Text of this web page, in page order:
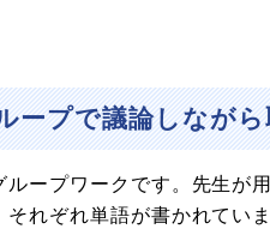
ープで議論しなが
ループワークです。先生が
それぞれ単語が書かれてい